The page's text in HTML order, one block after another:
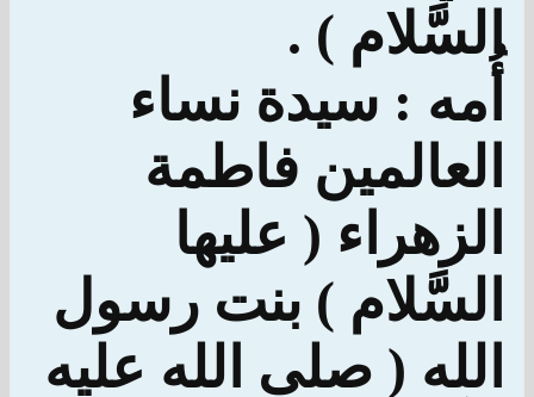
السَّلام ) .
أُمه : سيدة نساء
العالمين فاطمة
الزهراء ( عليها
السَّلام ) بنت رسول
الله ( صلى الله عليه